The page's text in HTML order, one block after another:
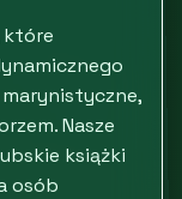
które
Nasze
książki
osób